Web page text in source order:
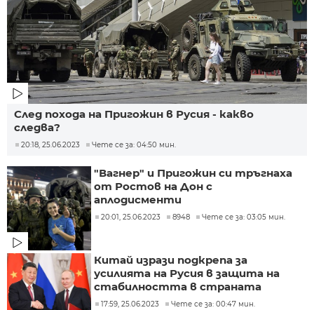
След похода на Пригожин в Русия - какво
следва?
20:18, 25.06.2023 Чете се за: 04:50 мин.
"Вагнер" и Пригожин си тръгнаха
от Ростов на Дон с
аплодисменти
20:01, 25.06.2023 8948 Чете се за: 03:05 мин.
Китай изрази подкрепа за
усилията на Русия в защита на
стабилността в страната
17:59, 25.06.2023 Чете се за: 00:47 мин.